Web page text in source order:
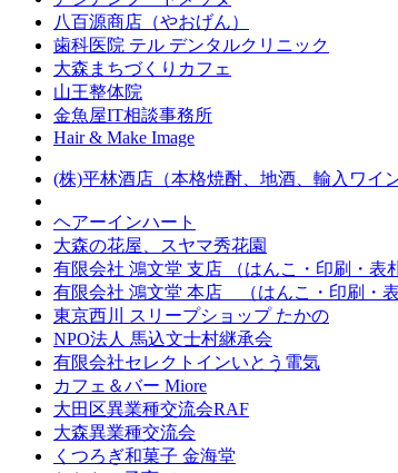
八百源商店（やおげん）
歯科医院 テル デンタルクリニック
大森まちづくりカフェ
山王整体院
金魚屋IT相談事務所
Hair & Make Image
(株)平林酒店（本格焼酎、地酒、輸入ワイ
ヘアーインハート
大森の花屋、スヤマ秀花園
有限会社 鴻文堂 支店 （はんこ・印刷・表
有限会社 鴻文堂 本店 （はんこ・印刷・表
東京西川 スリープショップ たかの
NPO法人 馬込文士村継承会
有限会社セレクトインいとう電気
カフェ＆バー Miore
大田区異業種交流会RAF
大森異業種交流会
くつろぎ和菓子 金海堂